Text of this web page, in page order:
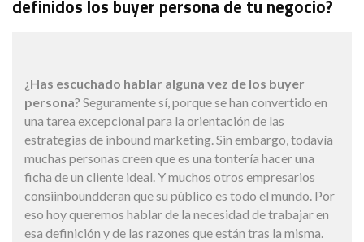
definidos los buyer persona de tu negocio?
¿Has escuchado hablar alguna vez de los buyer
persona? Seguramente sí, porque se han convertido en
una tarea excepcional para la orientación de las
estrategias de inbound marketing. Sin embargo, todavía
muchas personas creen que es una tontería hacer una
ficha de un cliente ideal. Y muchos otros empresarios
consiinboundderan que su público es todo el mundo. Por
eso hoy queremos hablar de la necesidad de trabajar en
esa definición y de las razones que están tras la misma.